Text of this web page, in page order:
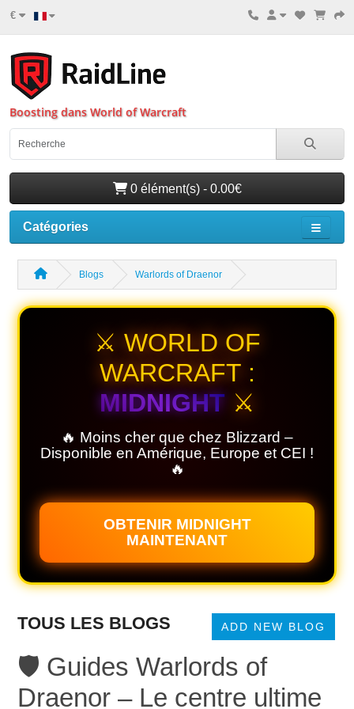
€
Boosting dans World of Warcraft
0 élément(s) - 0.00€
Catégories
Blogs Warlords of Draenor
⚔️ WORLD OF
WARCRAFT :
MIDNIGHT⚔️
🔥 Moins cher que chez Blizzard –
Disponible en Amérique, Europe et CEI !
🔥
OBTENIR MIDNIGHT
MAINTENANT
TOUS LES BLOGS ADD NEW BLOG
🛡️ Guides Warlords of
Draenor – Le centre ultime